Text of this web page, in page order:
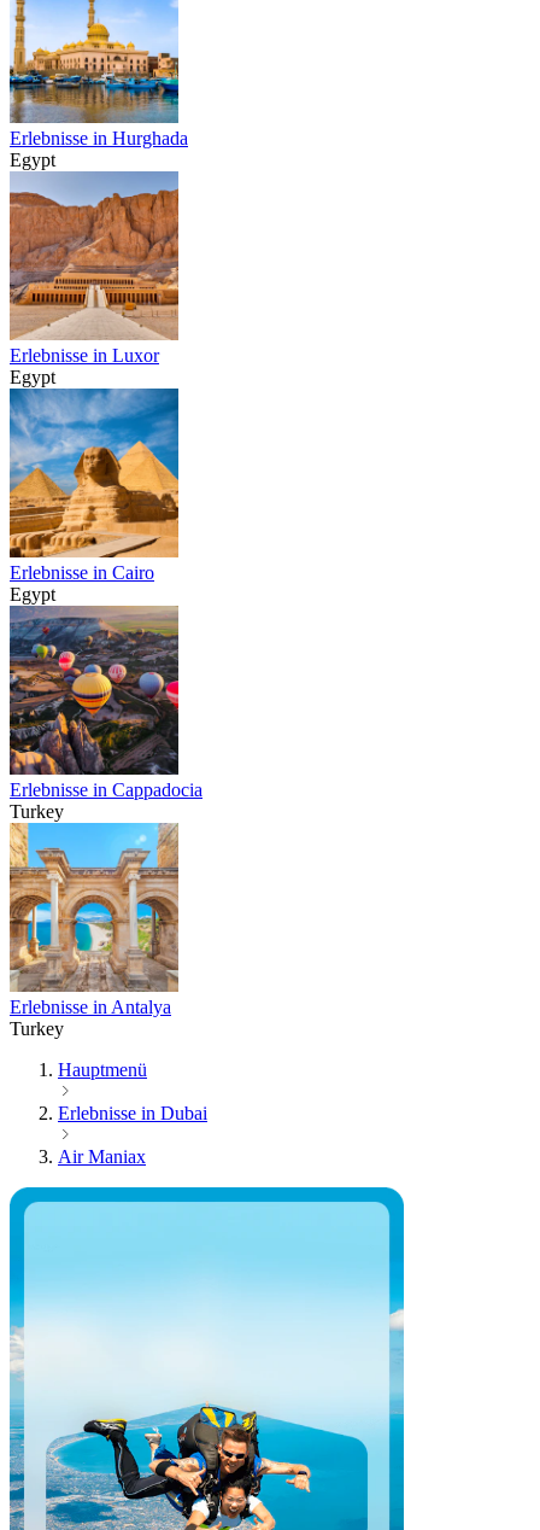
Erlebnisse in Hurghada
Egypt
Erlebnisse in Luxor
Egypt
Erlebnisse in Cairo
Egypt
Erlebnisse in Cappadocia
Turkey
Erlebnisse in Antalya
Turkey
Hauptmenü
Erlebnisse in Dubai
Air Maniax